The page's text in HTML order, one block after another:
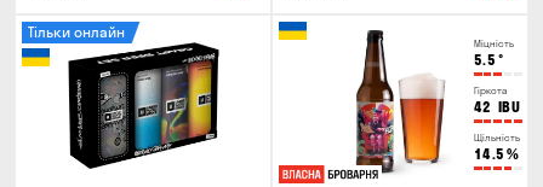
Тільки онлайн
Міцність
5.5 °
Гіркота
42 IBU
Щільність
14.5 %